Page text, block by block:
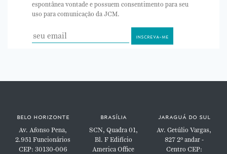
espontânea vontade e possuem consentimento para seu
uso para comunicação da JCM.
belo horizonte
Av. Afonso Pena,
2.951Funcionários
CEP: 30130-006
brasília
SCN, Quadra 01,
Bl. FEdifício
America Office
jaraguá do sul
Av. Getúlio Vargas,
8272º andar -
Centro CEP: